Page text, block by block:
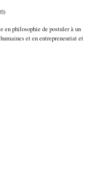
philosophie de postuler à un
et en entrepreneuriat et